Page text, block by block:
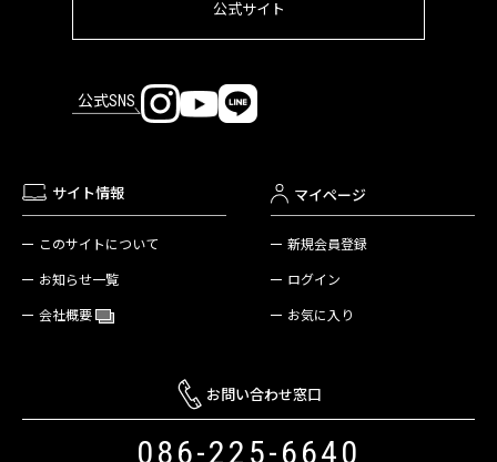
公式サイト
公式SNS
サイト情報
このサイトについて
お知らせ一覧
会社概要
マイページ
新規会員登録
ログイン
お気に入り
お問い合わせ窓口
086-225-6640